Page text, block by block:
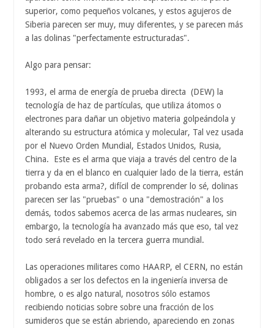
superior, como pequeños volcanes, y estos agujeros de
Siberia parecen ser muy, muy diferentes, y se parecen más
a las dolinas "perfectamente estructuradas".
Algo para pensar:
1993, el arma de energía de prueba directa (DEW) la
tecnología de haz de partículas, que utiliza átomos o
electrones para dañar un objetivo materia golpeándola y
alterando su estructura atómica y molecular, Tal vez usada
por el Nuevo Orden Mundial, Estados Unidos, Rusia,
China. Este es el arma que viaja a través del centro de la
tierra y da en el blanco en cualquier lado de la tierra, están
probando esta arma?, difícil de comprender lo sé, dolinas
parecen ser las "pruebas" o una "demostración" a los
demás, todos sabemos acerca de las armas nucleares, sin
embargo, la tecnología ha avanzado más que eso, tal vez
todo será revelado en la tercera guerra mundial.
Las operaciones militares como HAARP, el CERN, no están
obligados a ser los defectos en la ingeniería inversa de
hombre, o es algo natural, nosotros sólo estamos
recibiendo noticias sobre sobre una fracción de los
sumideros que se están abriendo, apareciendo en zonas